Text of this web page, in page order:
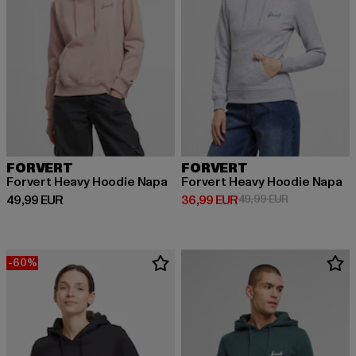
FORVERT
Forvert Heavy Hoodie Napa
49,99 EUR
Derzeitiger Preis: 49,99 EUR
FORVERT
Forvert Heavy Hoodie Napa
36,99 EUR
Derzeitiger Preis: 36,99 EUR
49,99 EURAktionspreis:
-60%